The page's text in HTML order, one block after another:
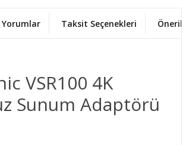
Yorumlar Taksit Seçenekleri
VSR100 4K
Sunum Adaptörü